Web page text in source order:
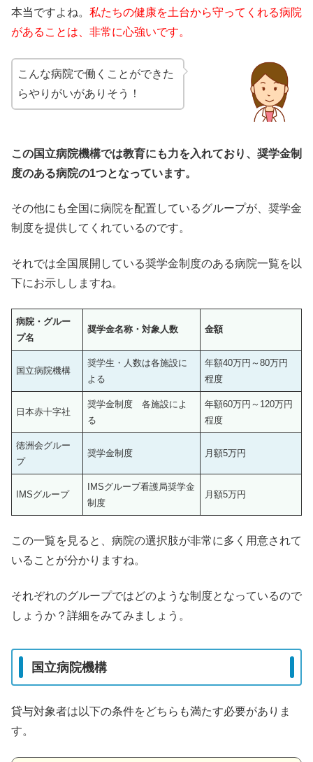
本当ですよね。 私たちの健康を土台から守ってくれる病院
があることは、非常に心強いです。
こんな病院で働くことができた
らやりがいがありそう！
この国立病院機構では教育にも力を入れており、奨学金制
度のある病院の1つとなっています。
その他にも全国に病院を配置しているグループが、奨学金
制度を提供してくれているのです。
それでは全国展開している奨学金制度のある病院一覧を以
下にお示ししますね。
病院・グルー
プ名
奨学金名称・対象人数 金額
国立病院機構
奨学生・人数は各施設に
よる
年額40万円～80万円
程度
日本赤十字社
奨学金制度 各施設によ
る
年額60万円～120万円
程度
徳洲会グルー
プ
奨学金制度 月額5万円
IMSグループ
IMSグループ看護局奨学金
制度
月額5万円
この一覧を見ると、病院の選択肢が非常に多く用意されて
いることが分かりますね。
それぞれのグループではどのような制度となっているので
しょうか？詳細をみてみましょう。
国立病院機構
貸与対象者は以下の条件をどちらも満たす必要がありま
す。